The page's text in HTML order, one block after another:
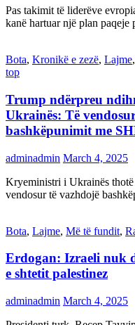
Pas takimit të liderëve
kanë hartuar një plan
Bota, Kronikë e zezë, Lajme,
top
Trump ndërpreu
Ukrainës: Të
bashkëpunimit me
adminadmin March 4, 2025
Kryeministri i Ukrainës
vendosur të vazhdojë
Bota, Lajme, Më të fundit,
Erdogan: Izraeli nuk
e shtetit palestinez
adminadmin March 4, 2025